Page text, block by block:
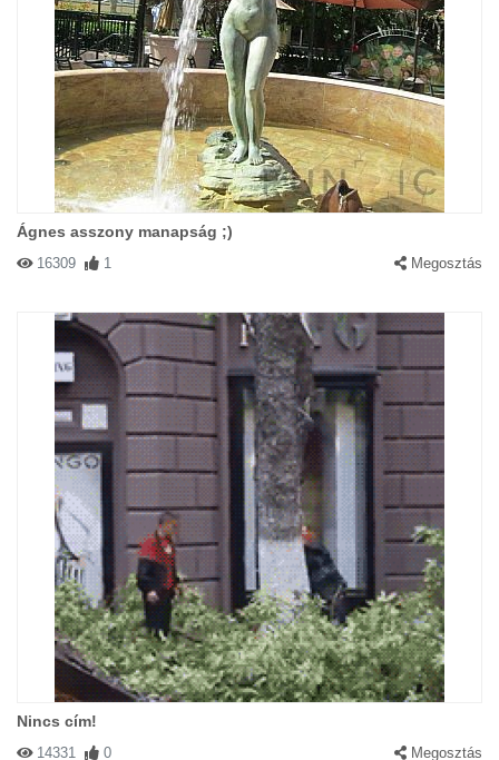
Ágnes asszony manapság ;)
16309 1 Megosztás
Nincs cím!
14331 0 Megosztás